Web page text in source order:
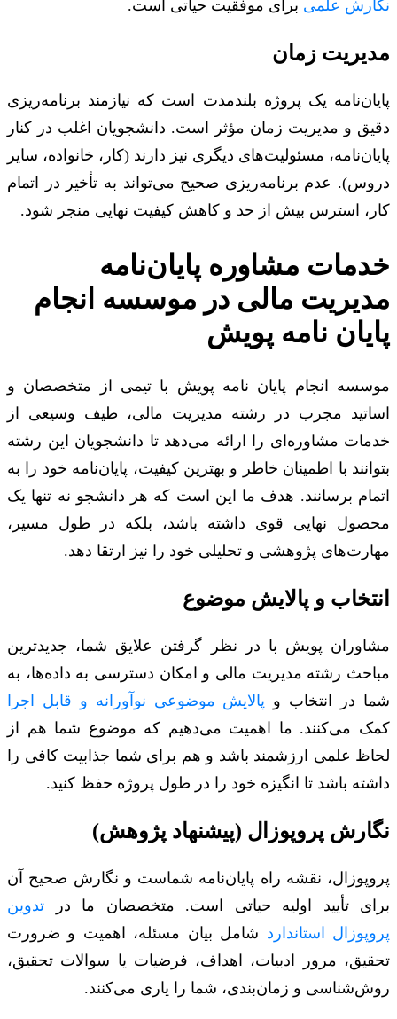
نگارش علمی برای موفقیت حیاتی است.
مدیریت زمان
پایان‌نامه یک پروژه بلندمدت است که نیازمند برنامه‌ریزی
دقیق و مدیریت زمان مؤثر است. دانشجویان اغلب در کنار
پایان‌نامه، مسئولیت‌های دیگری نیز دارند (کار، خانواده، سایر
دروس). عدم برنامه‌ریزی صحیح می‌تواند به تأخیر در اتمام
کار، استرس بیش از حد و کاهش کیفیت نهایی منجر شود.
خدمات مشاوره پایان‌نامه
مدیریت مالی در موسسه انجام
پایان نامه پویش
موسسه انجام پایان نامه پویش با تیمی از متخصصان و
اساتید مجرب در رشته مدیریت مالی، طیف وسیعی از
خدمات مشاوره‌ای را ارائه می‌دهد تا دانشجویان این رشته
بتوانند با اطمینان خاطر و بهترین کیفیت، پایان‌نامه خود را به
اتمام برسانند. هدف ما این است که هر دانشجو نه تنها یک
محصول نهایی قوی داشته باشد، بلکه در طول مسیر،
مهارت‌های پژوهشی و تحلیلی خود را نیز ارتقا دهد.
انتخاب و پالایش موضوع
مشاوران پویش با در نظر گرفتن علایق شما، جدیدترین
مباحث رشته مدیریت مالی و امکان دسترسی به داده‌ها، به
شما در انتخاب و پالایش موضوعی نوآورانه و قابل اجرا
کمک می‌کنند. ما اهمیت می‌دهیم که موضوع شما هم از
لحاظ علمی ارزشمند باشد و هم برای شما جذابیت کافی را
داشته باشد تا انگیزه خود را در طول پروژه حفظ کنید.
نگارش پروپوزال (پیشنهاد پژوهش)
پروپوزال، نقشه راه پایان‌نامه شماست و نگارش صحیح آن
برای تأیید اولیه حیاتی است. متخصصان ما در تدوین
پروپوزال استاندارد شامل بیان مسئله، اهمیت و ضرورت
تحقیق، مرور ادبیات، اهداف، فرضیات یا سوالات تحقیق،
روش‌شناسی و زمان‌بندی، شما را یاری می‌کنند.